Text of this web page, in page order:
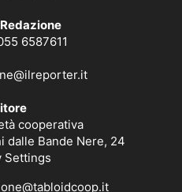
6587611
cooperativa
dalle Bande Nere, 24
Settings